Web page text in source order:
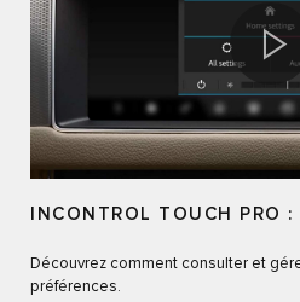
INCONTROL TOUCH PRO :
Découvrez comment consulter et
préférences.